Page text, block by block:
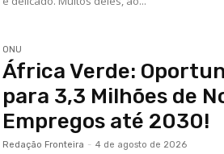
ONU
África Verde:
para 3,3 Milhões de
Empregos até 2030!
Redação Fronteira - 4 de agosto de 2026